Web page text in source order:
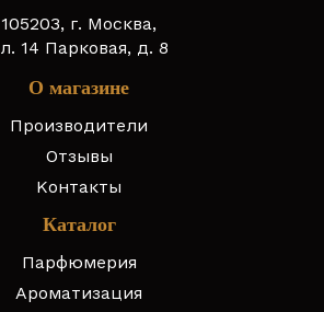
105203, г. Москва,
14 Парковая, д. 8
О магазине
Производители
Отзывы
Контакты
Каталог
Парфюмерия
Ароматизация